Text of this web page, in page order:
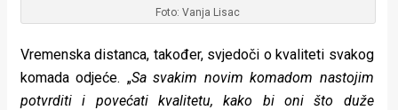
Foto: Vanja Lisac
Vremenska distanca, također, svjedoči o kvaliteti svakog
komada odjeće. „Sa svakim novim komadom nastojim
potvrditi i povećati kvalitetu, kako bi oni što duže